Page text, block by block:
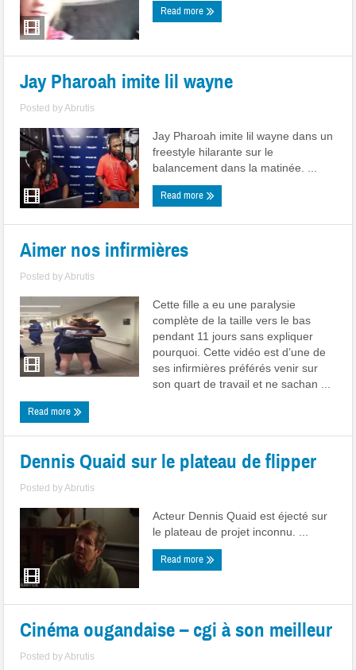
Read more
Jay Pharoah imite lil wayne
Posted byAbrutis
Jay Pharoah imite lil wayne dans un
freestyle hilarante sur le
balancement dans la matinée. ...
Read more
Aimer nos infirmières
Posted byAbrutis
Cette fille a eu une paralysie
complète de la taille vers le bas
pendant 11 jours sans expliquer
pourquoi. Cette vidéo est d’une de
ses infirmières préférés venir sur
son quart de travail et ne sachan ...
Read more
Dennis Quaid sur le plateau de flipper
Posted byAbrutis
Acteur Dennis Quaid est éjecté sur
le plateau de projet inconnu. ...
Read more
Cinéma ougandaise – cgi à son meilleur
Posted byAbrutis